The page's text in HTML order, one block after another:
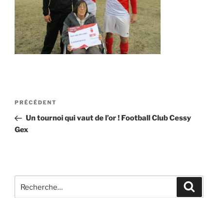
Navigation
l’article
Article
précédent
PRÉCÉDENT
Un tournoi qui vaut de l’or ! Football Club Cessy
Gex
pour